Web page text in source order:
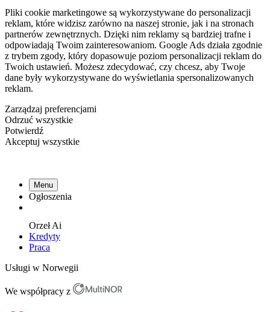
Pliki cookie marketingowe są wykorzystywane do personalizacji
reklam, które widzisz zarówno na naszej stronie, jak i na stronach
partnerów zewnętrznych. Dzięki nim reklamy są bardziej trafne i
odpowiadają Twoim zainteresowaniom. Google Ads działa zgodnie
z trybem zgody, który dopasowuje poziom personalizacji reklam do
Twoich ustawień. Możesz zdecydować, czy chcesz, aby Twoje
dane były wykorzystywane do wyświetlania spersonalizowanych
reklam.
Zarządzaj preferencjami
Odrzuć wszystkie
Potwierdź
Akceptuj wszystkie
Menu
Ogłoszenia
OrzełAi
Kredyty
Praca
Usługi w Norwegii
We współpracy z